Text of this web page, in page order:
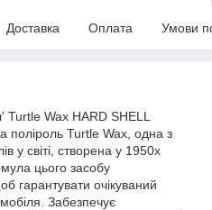
Доставка Оплата Умови
Turtle Wax HARD SHELL
поліроль Turtle Wax, одна з
у світі, створена у 1950х
цього засобу
гарантувати очікуваний
Забезпечує